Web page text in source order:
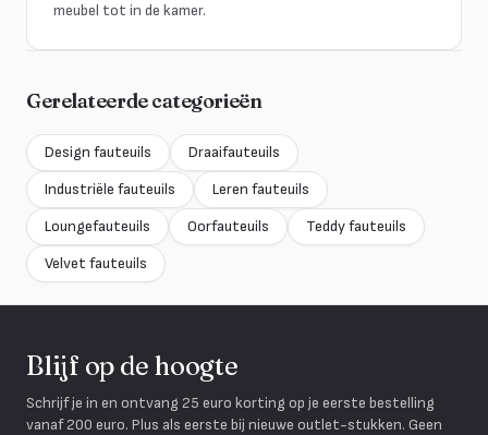
meubel tot in de kamer.
Gerelateerde categorieën
Design fauteuils
Draaifauteuils
Industriële fauteuils
Leren fauteuils
Loungefauteuils
Oorfauteuils
Teddy fauteuils
Velvet fauteuils
Blijf op de hoogte
Schrijf je in en ontvang 25 euro korting op je eerste bestelling
vanaf 200 euro. Plus als eerste bij nieuwe outlet-stukken. Geen